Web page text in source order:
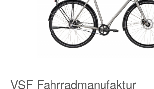
VSF Fahrradmanufaktur